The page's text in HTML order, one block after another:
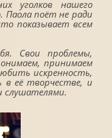
уголков нашего
Паола поёт не ради
показывает всем
Свои проблемы,
принимаем
искренность,
в её творчестве, и
слушателями.